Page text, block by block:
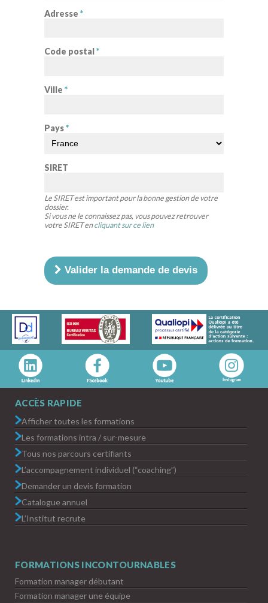
Adresse *
Code postal *
Ville *
Pays*
SIRET
Le SIRET est important pour la bonne gestion de votre
dossier.
Si vous ne le connaissez pas, vous pouvez retrouver
votre SIRET encliquant sur ce lien
Valider la demande de devis
ACCÈS RAPIDE
Afficher toutes les formations
Les formations intra / sur-mesure
Tous nos parcours certifiants
L’accompagnement individuel (“coaching”)
Demander un devis formation
Catalogue annuel
L’Institut recrute
FORMATIONS INCONTOURNABLES
Formation manager débutant
Formation manager une équipe